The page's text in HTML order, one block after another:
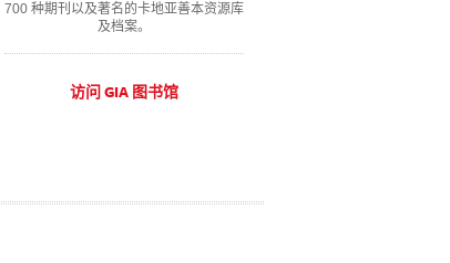
700 种期刊以及著名的卡地亚善本资源库
及档案。
访问 GIA 图书馆